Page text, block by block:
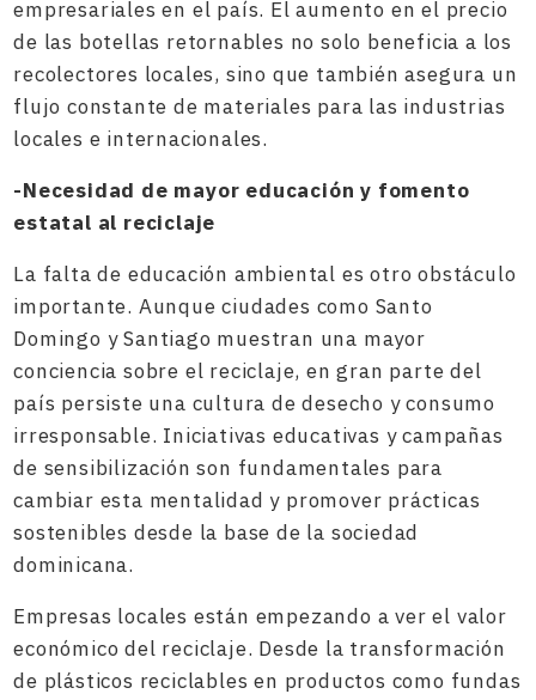
empresariales en el país. El aumento en el precio
de las botellas retornables no solo beneficia a los
recolectores locales, sino que también asegura un
flujo constante de materiales para las industrias
locales e internacionales.
-Necesidad de mayor educación y fomento
estatal al reciclaje
La falta de educación ambiental es otro obstáculo
importante. Aunque ciudades como Santo
Domingo y Santiago muestran una mayor
conciencia sobre el reciclaje, en gran parte del
país persiste una cultura de desecho y consumo
irresponsable. Iniciativas educativas y campañas
de sensibilización son fundamentales para
cambiar esta mentalidad y promover prácticas
sostenibles desde la base de la sociedad
dominicana.
Empresas locales están empezando a ver el valor
económico del reciclaje. Desde la transformación
de plásticos reciclables en productos como fundas